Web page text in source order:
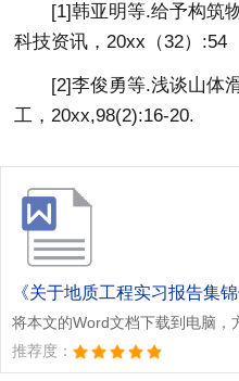
[1]韩亚明等.给予构筑
科技资讯，20xx（32）:54
[2]李俊勇等.浅谈山体
工，20xx,98(2):16-20.
《关于地质工程实习报告集锦
将本文的Word文档下载到电脑，
推荐度：